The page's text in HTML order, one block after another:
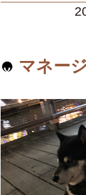
マネー